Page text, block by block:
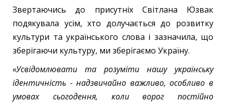
Звертаючись до присутніх Світлана Юзвак
подякувала усім, хто долучається до розвитку
культури та українського слова і зазначила, що
зберігаючи культуру, ми зберігаємо Україну.
«Усвідомлювати та розуміти нашу українську
ідентичність - надзвичайно важливо, особливо в
умовах сьогодення, коли ворог постійно